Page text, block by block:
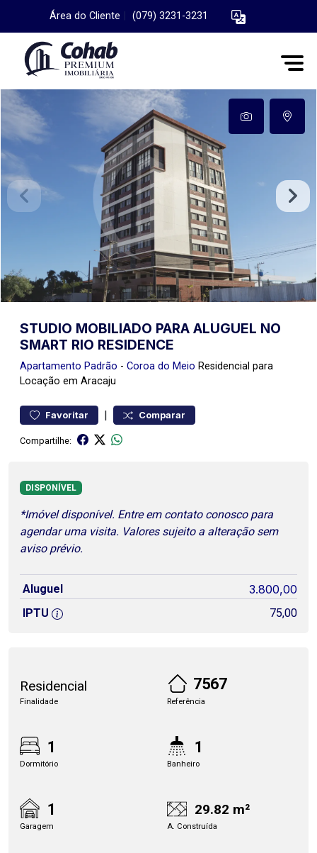
Área do Cliente (079) 3231-3231
STUDIO MOBILIADO PARA ALUGUEL NO
SMART RIO RESIDENCE
Apartamento Padrão - Coroa do Meio Residencial para
Locação em Aracaju
Favoritar | Comparar
Compartilhe:
DISPONÍVEL
*Imóvel disponível. Entre em contato conosco para
agendar uma visita. Valores sujeito a alteração sem
aviso prévio.
Aluguel 3.800,00
IPTU 75,00
Residencial
Finalidade
7567
Referência
1
Dormitório
1
Banheiro
1
Garagem
29.82 m²
A. Construída